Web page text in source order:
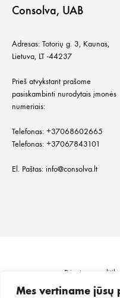
Mes vertiname jūsų
Consolva, UAB
Adresas: Totorių g. 3, Kaunas,
Lietuva, LT -44237
Prieš atvykstant prašome
pasiskambinti nurodytais įmonės
numeriais:
Telefonas: +37068602665
Telefonas: +37067843101
El. Paštas: info@consolva.lt
Privatumo politika
Informacija klientui